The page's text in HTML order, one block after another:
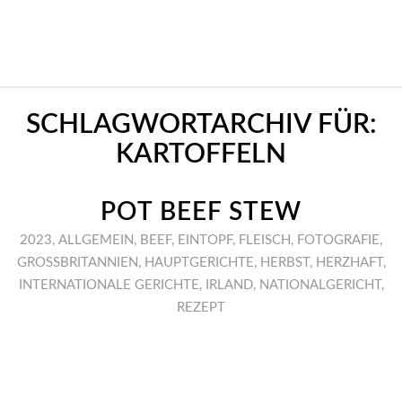
SCHLAGWORTARCHIV FÜR:
KARTOFFELN
POT BEEF STEW
2023, ALLGEMEIN , BEEF, EINTOPF, FLEISCH , FOTOGRAFIE,
GROSSBRITANNIEN
, HAUPTGERICHTE, HERBST , HERZHAFT ,
INTERNATIONALE GERICHTE, IRLAND, NATIONALGERICHT ,
REZEPT